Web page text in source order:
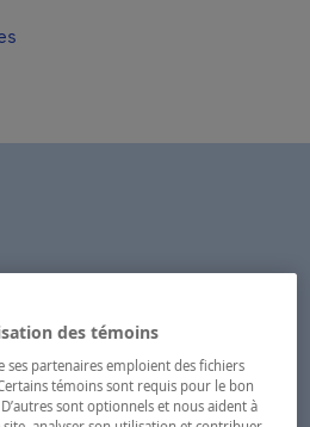
des témoins
ses partenaires emploient des fichiers
témoins sont requis pour le bon
sont optionnels et nous aident à